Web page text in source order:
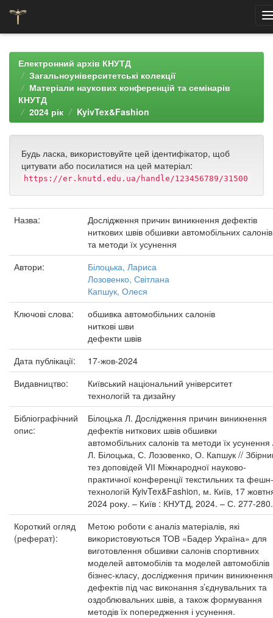
navigationЕлектронний архів КНУТД
Загальноуніверситетські колекції
Матеріали наукових конференцій та семінарів
КНУТД
2024 рік
KyivTex&Fashion
Будь ласка, використовуйте цей ідентифікатор, щоб
цитувати або посилатися на цей матеріал:
https://er.knutd.edu.ua/handle/123456789/31500
Назва:
Дослідження причин виникнення дефектів
ниткових швів обшивки автомобільних салонів
та методи їх усунення
Автори:
Білоцька, Лариса
Лозовенко, Світлана
Капшук, Олеся
Ключові слова:
обшивка автомобільних салонів
ниткові шви
дефекти швів
Дата публікації:
17-жов-2024
Видавництво:
Київський національний університет
технологій та дизайну
Бібліографічний
опис:
Білоцька Л. Дослідження причин виникнення
дефектів ниткових швів обшивки
автомобільних салонів та методи їх усунення
Л. Білоцька, С. Лозовенко, О. Капшук //
тез доповідей VІІ Міжнародної науково-
практичної конференції текстильних та фешн-
технологій KyivTex&Fashion, м. Київ, 17
2024 року. – Київ : КНУТД, 2024. – С. 277-280.
Короткий огляд
(реферат):
Метою роботи є аналіз матеріалів, які
використовуються ТОВ «Бадер Україна» для
виготовлення обшивки салонів спортивних
моделей автомобілів та моделей автомобілів
бізнес-класу, дослідження причин виникнення
дефектів під час виконання з’єднувальних та
оздоблювальних швів, а також формування
методів їх попередження і усунення.